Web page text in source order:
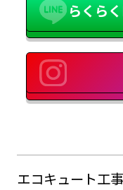
らくら
エコキュート工